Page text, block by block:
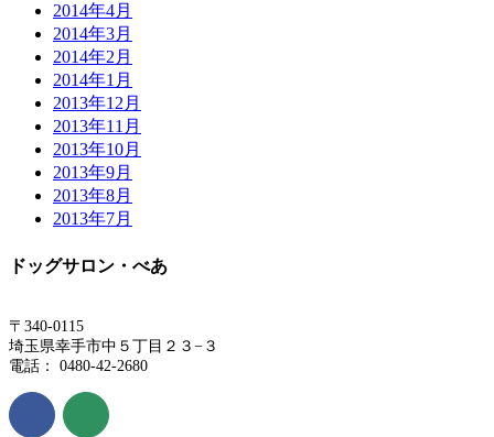
2014年4月
2014年3月
2014年2月
2014年1月
2013年12月
2013年11月
2013年10月
2013年9月
2013年8月
2013年7月
ドッグサロン・べあ
〒340-0115
埼玉県幸手市中５丁目２３−３
電話： 0480-42-2680